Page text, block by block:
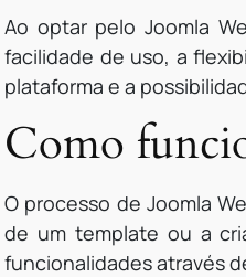
Ao optar pelo Joomla
facilidade de uso, a
plataforma e a
Como
O processo de Joomla
de um template ou a
funcionalidades através